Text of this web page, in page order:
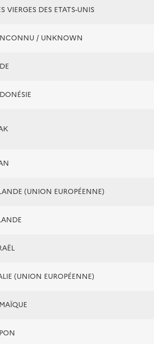
VIERGES DES ETATS-UNIS
INCONNU / UNKNOWN
(UNION EUROPÉENNE)
(UNION EUROPÉENNE)